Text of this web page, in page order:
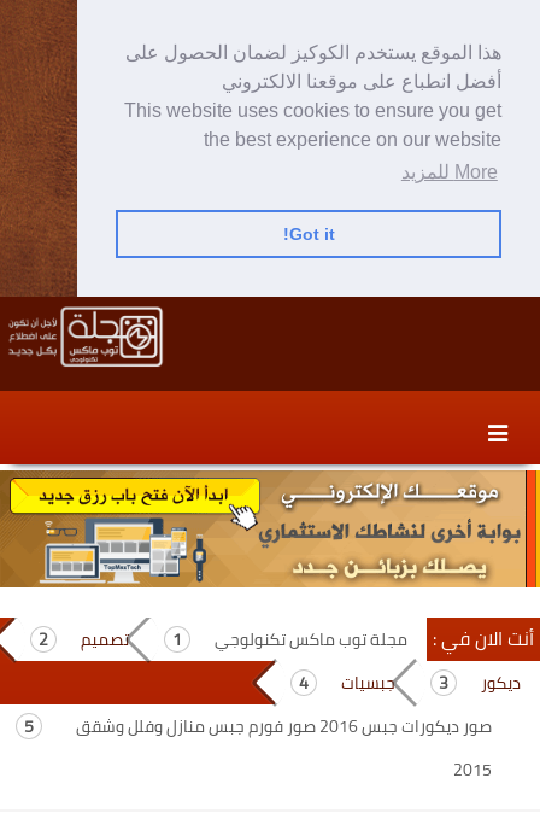
هذا الموقع يستخدم الكوكيز لضمان الحصول على
أفضل انطباع على موقعنا الالكتروني
This website uses cookies to ensure you get
the best experience on our website
More للمزيد
Got it!
content
secondary
content
أنت الان في : مجلة توب ماكس تكنولوجي
تصميم
ديكور
جبسيات
صور ديكورات جبس 2016 صور فورم جبس منازل وفلل وشقق
2015